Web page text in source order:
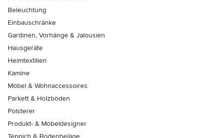
Beleuchtung
Einbauschränke
Gardinen, Vorhänge & Jalousien
Hausgeräte
Heimtextilien
Kamine
Möbel & Wohnaccessoires
Parkett & Holzböden
Polsterer
Produkt- & Möbeldesigner